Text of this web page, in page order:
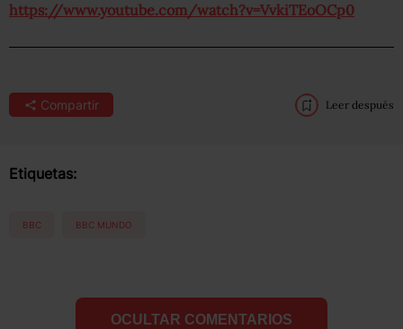
https://www.youtube.com/watch?v=VvkiTEoOCp0
Compartir Leer después
Etiquetas:
BBC BBC MUNDO
OCULTAR COMENTARIOS